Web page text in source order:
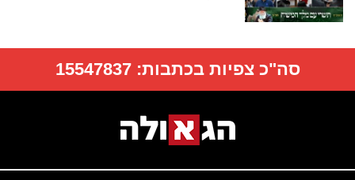
סה"כ צפיות בכתבות:15547837